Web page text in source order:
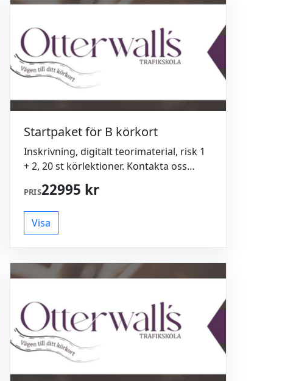
Startpaket för B körkort
Inskrivning, digitalt teorimaterial, risk 1
+ 2, 20 st körlektioner. Kontakta oss
gärna vid frågor/funderingar: 0762 911
511 info@otterwalls.se
PRIS22995 kr
Visa